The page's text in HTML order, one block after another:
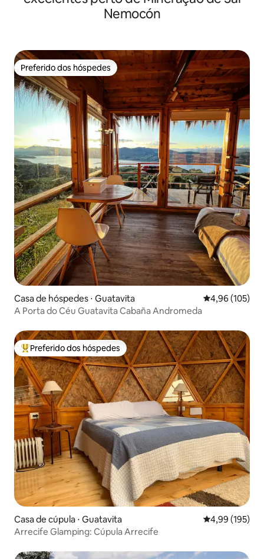
Nemocón
Preferido dos hóspedes
Preferido dos hóspedes
Casa de hóspedes ⋅ Guatavita 4,96 de uma
4,96 (105)
A Porta do Céu Guatavita Cabaña Andromeda
Entre os melhores preferidos dos hóspedes
Preferido dos hóspedes
Casa de cúpula ⋅ Guatavita 4,99 de uma
4,99 (195)
Arrecife Glamping: Cúpula Arrecife